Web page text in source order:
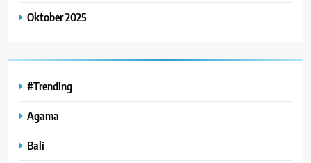
Oktober 2025
#Trending
Agama
Bali